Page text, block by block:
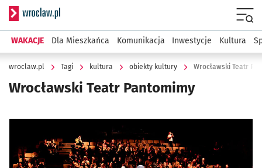
Serwis informacyjny wroclaw.pl
WAKACJE Dla Mieszkańca Komunikacja Inwestycje Kultura
wroclaw.pl Tagi kultura obiekty kultury Wrocławski Teatr
Wrocławski Teatr Pantomimy